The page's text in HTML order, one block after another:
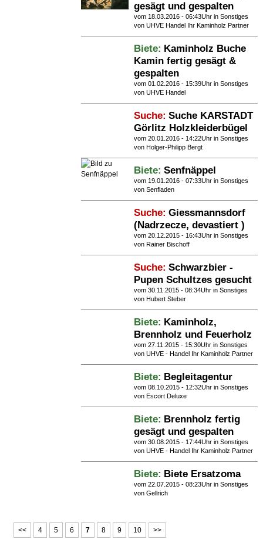
gesägt und gespalten
vom 18.03.2016 - 06:43Uhr inSonstiges
von UHVE Handel Ihr Kaminholz Partner
Biete: Kaminholz Buche
Kamin fertig gesägt &
gespalten
vom 01.02.2016 - 15:39Uhr inSonstiges
von UHVE Handel
Suche: Suche KARSTADT
Görlitz Holzkleiderbügel
vom 20.01.2016 - 14:22Uhr inSonstiges
von Holger-Philipp Bergt
Biete: Senfnäppel
vom 19.01.2016 - 07:33Uhr inSonstiges
von Senfladen
Suche: Giessmannsdorf
(Nadrzecze, devastiert )
vom 20.12.2015 - 16:43Uhr inSonstiges
von Rainer Bischoff
Suche: Schwarzbier -
Pupen Schultzes gesucht
vom 30.11.2015 - 08:34Uhr inSonstiges
von Hubert Steber
Biete: Kaminholz,
Brennholz und Feuerholz
vom 27.11.2015 - 15:30Uhr inSonstiges
von UHVE - Handel Ihr Kaminholz Partner
Biete: Begleitagentur
vom 08.10.2015 - 12:32Uhr inSonstiges
von Escort Deluxe
Biete: Brennholz fertig
gesägt und gespalten
vom 30.08.2015 - 17:44Uhr inSonstiges
von UHVE - Handel Ihr Kaminholz Partner
Biete: Biete Ersatzoma
vom 22.07.2015 - 08:23Uhr inSonstiges
von Gellrich
<< 4 5 6 7 8 9 10 >>